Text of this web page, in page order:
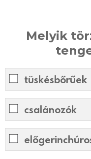
Melyik
tüskésbőrűek
csalánozók